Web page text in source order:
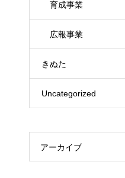
育成事業
広報事業
きぬた
Uncategorized
アーカイブ